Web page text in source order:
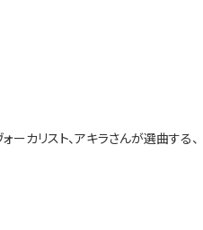
ーカリスト、アキラさんが選曲する、